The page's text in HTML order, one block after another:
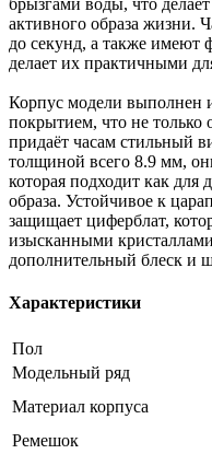
активного образа жизни.
до секунд, а также имеют
делает их практичными
Корпус модели выполнен
покрытием, что не только
придаёт часам стильный
толщиной всего 8.9 мм,
которая подходит как для
образа. Устойчивое к
защищает циферблат,
изысканными
дополнительный блеск и
Характеристики
Пол
Модельный ряд
Материал корпуса
Ремешок